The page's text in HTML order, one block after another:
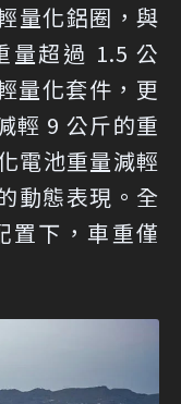
量化鋁圈，與
量超過 1.5 公
量化套件，更
輕 9 公斤的重
電池重量減輕
動態表現。全
置下，車重僅